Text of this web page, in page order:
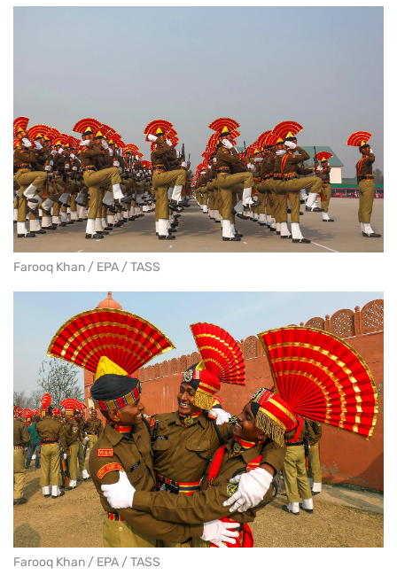
Farooq Khan / EPA / TASS
Farooq Khan / EPA / TASS